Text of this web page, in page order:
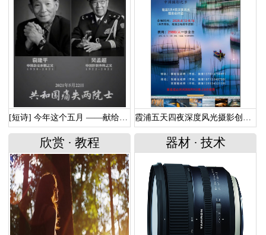
[短诗] 今年这个五月 ——献给走远的两位功勋院士 霞浦五天四夜深度风光摄影创作团
欣赏 · 教程 器材 · 技术